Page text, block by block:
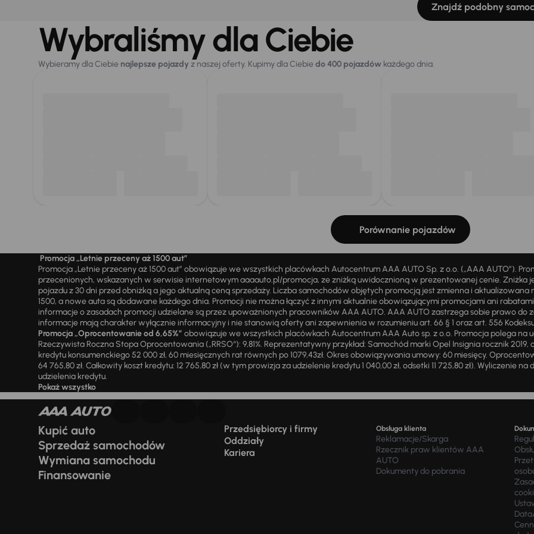
Znajdź podobny
Wybraliśmy dla Ciebie
Wybieramy dla Ciebie najlepsze pojazdy z naszej oferty. Kupimy dla Ciebiedo 400 pojazdów każdego dnia.
Porównanie pojazdów
Promocja „Letnie przeceny aż 1500 aut”
Promocja „Letnie przeceny aż 1500 aut” obowiązuje we wszystkich placówkach Autocentrum AAA AUTO Sp. z o.o. („AAA AUTO”).
przecenionych, wskazanych w serwisie internetowym aaaauto.pl/promocja, ze zniżką uwidocznioną w prezentowanej cenie. Zniżka
pojazdu z 30 dni przed obniżką a jego aktualną ceną sprzedaży. Liczba samochodów objętych promocją jest zmienna i
1500, a nowe auta są dodawane każdego dnia. Promocji nie można łączyć z innymi aktualnie obowiązującymi promocjami ani
informacje o zasadach promocji udzielane są przez upoważnionych pracowników AAA AUTO. AAA AUTO zastrzega sobie prawo
informacje mają charakter wyłącznie informacyjny i nie stanowią oferty ani zapewnienia w rozumieniu art. 66 § 1 oraz art. 556
Promocja „Oprocentowanie od 6,65%” obowiązuje we wszystkich placówkach Autocentrum AAA Auto sp. z o.o. Promocja polega na
Rzeczywista Roczna Stopa Oprocentowania („RRSO“): 9,81%. Reprezentatywny przykład: Samochód marki Opel Insignia rocznik 2019,
kredytu konsumenckiego 52 000 zł, 60 miesięcznych rat równych po 1079,43zł. Okres obowiązywania umowy: 60 miesięcy.
64 765,80 zł. Całkowity koszt kredytu: 12 765,80 zł (w tym prowizja za udzielenie kredytu 1 040,00 zł, odsetki 11 725,80 zł). Wyliczenie
udzielenia kredytu.
Pokaż wszystko
Kupić auto
Sprzedaż samochodów
Wymiana samochodu
Finansowanie
Przedsiębiorcy i firmy
Oddziały
Kariera
Obsługa klienta
Reklamacje/Skarga
Rzecznik praw klientów AAA
AUTO
Dokumenty do pobrania